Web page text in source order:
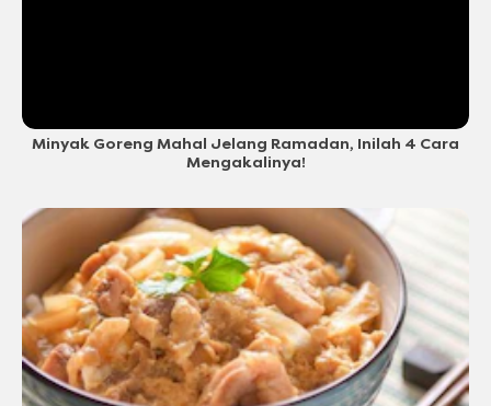
Minyak Goreng Mahal Jelang Ramadan, Inilah 4 Cara
Mengakalinya!